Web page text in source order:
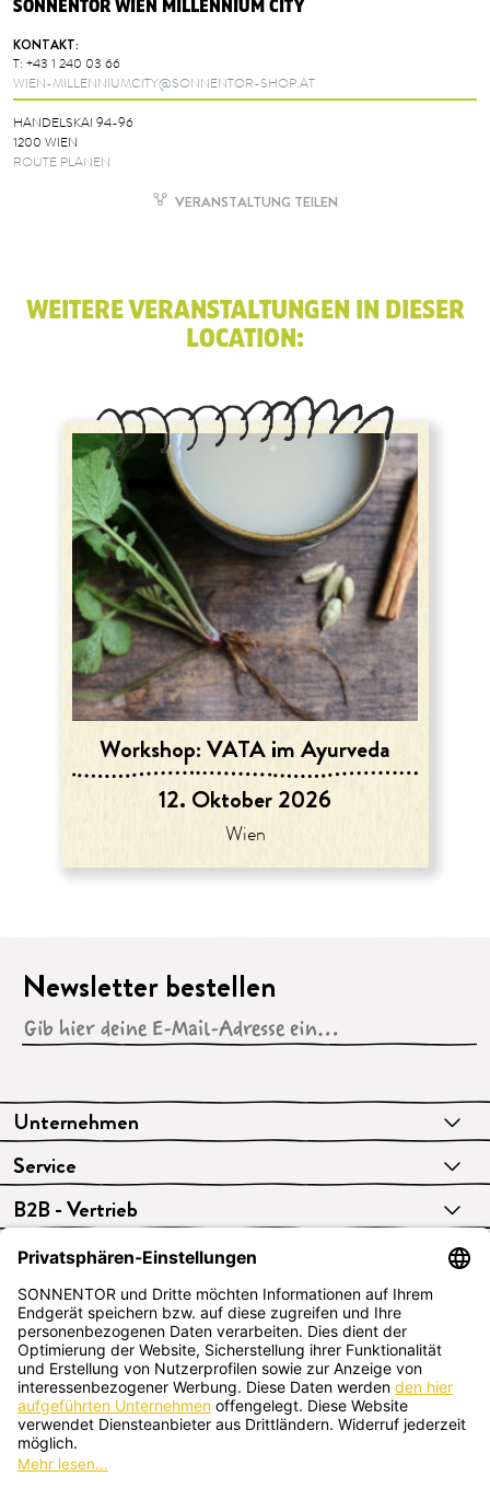
SONNENTOR WIEN MILLENNIUM CITY
KONTAKT:
T: +43 1 240 03 66
WIEN-MILLENNIUMCITY@SONNENTOR-SHOP.AT
HANDELSKAI 94-96
1200 WIEN
ROUTE PLANEN
VERANSTALTUNG TEILEN
WEITERE VERANSTALTUNGEN IN DIESER
LOCATION:
Workshop: VATA im Ayurveda
12. Oktober 2026
Wien
Unternehmen
Service
B2B - Vertrieb
Newsletter bestellen
Deutsch
SONNENTOR Kräuterhandels GMBH
Sprögnitz 10, 3913 Sprögnitz, Österreich